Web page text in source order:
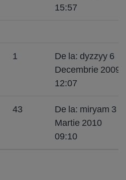
15:57
1
De la: dyzzyy 6
Decembrie 2009
12:07
43
De la: miryam 3
Martie 2010
09:10